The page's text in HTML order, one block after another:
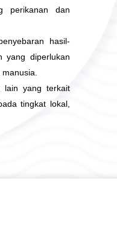
perikanan dan
hasil-
yang diperlukan
lain yang terkait
tingkat lokal,